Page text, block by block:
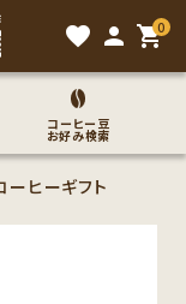
favorite person 0
shopping_cart
コーヒー豆
お好み検索
ーヒーギフト